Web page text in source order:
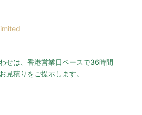
せは、香港営業日ベースで36時間
見積りをご提示します。